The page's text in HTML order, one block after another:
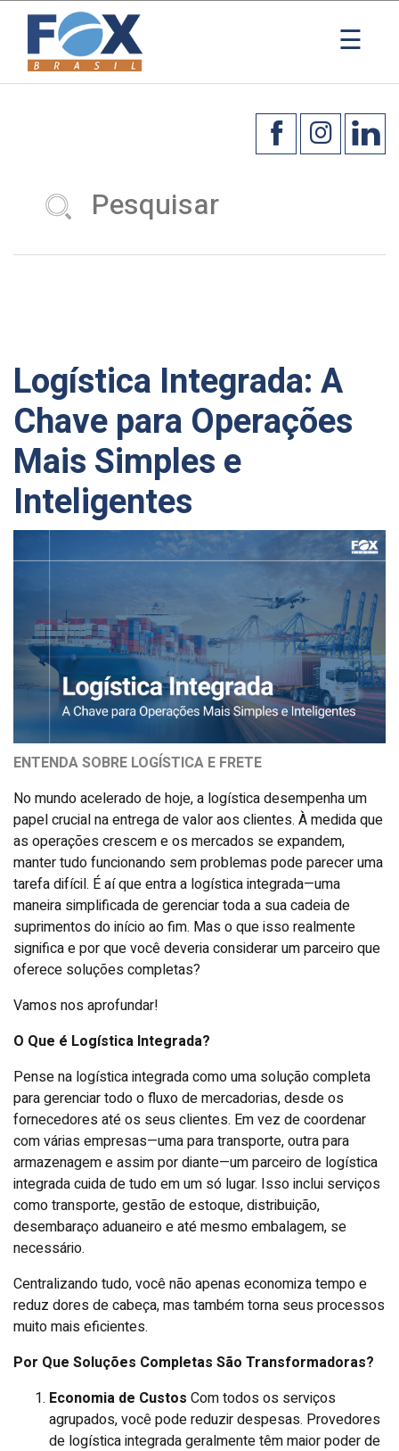
☰×
Logística Integrada: A
Chave para Operações
Mais Simples e
Inteligentes
ENTENDA SOBRE LOGÍSTICA E FRETE
No mundo acelerado de hoje, a logística desempenha um
papel crucial na entrega de valor aos clientes. À medida que
as operações crescem e os mercados se expandem,
manter tudo funcionando sem problemas pode parecer uma
tarefa difícil. É aí que entra a logística integrada—uma
maneira simplificada de gerenciar toda a sua cadeia de
suprimentos do início ao fim. Mas o que isso realmente
significa e por que você deveria considerar um parceiro que
oferece soluções completas?
Vamos nos aprofundar!
O Que é Logística Integrada?
Pense na logística integrada como uma solução completa
para gerenciar todo o fluxo de mercadorias, desde os
fornecedores até os seus clientes. Em vez de coordenar
com várias empresas—uma para transporte, outra para
armazenagem e assim por diante—um parceiro de logística
integrada cuida de tudo em um só lugar. Isso inclui serviços
como transporte, gestão de estoque, distribuição,
desembaraço aduaneiro e até mesmo embalagem, se
necessário.
Centralizando tudo, você não apenas economiza tempo e
reduz dores de cabeça, mas também torna seus processos
muito mais eficientes.
Por Que Soluções Completas São Transformadoras?
Economia de Custos Com todos os serviços
agrupados, você pode reduzir despesas. Provedores
de logística integrada geralmente têm maior poder de